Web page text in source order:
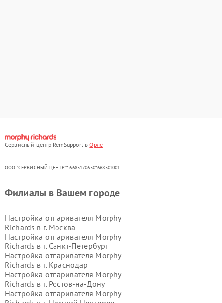
Сервисный центр RemSupport вОрле
ООО "СЕРВИСНЫЙ ЦЕНТР"* 6685170650*668501001
Филиалы в Вашем городе
Настройка отпаривателя Morphy
Richards в г. Москва
Настройка отпаривателя Morphy
Richards в г. Санкт-Петербург
Настройка отпаривателя Morphy
Richards в г. Краснодар
Настройка отпаривателя Morphy
Richards в г. Ростов-на-Дону
Настройка отпаривателя Morphy